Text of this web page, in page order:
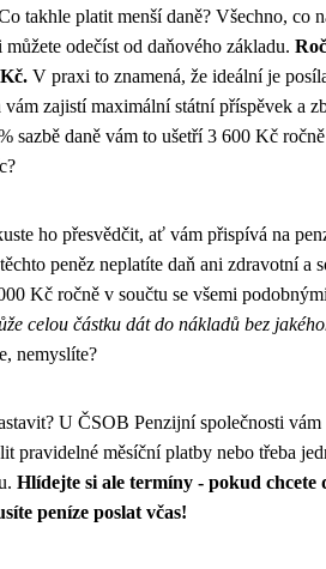
takhle platit menší daně? Všechno, co
odečíst od daňového základu.
V praxi to znamená, že ideální je
zajistí maximální státní příspěvek a
sazbě daně vám to ušetří 3 600 Kč
ho přesvědčit, ať vám přispívá na
peněz neplatíte daň ani zdravotní a
Kč ročně v součtu se všemi
celou částku dát do nákladů bez
nemyslíte?
U ČSOB Penzijní společnosti
pravidelné měsíční platby nebo třeba
Hlídejte si ale termíny - pokud chcete
peníze poslat včas!